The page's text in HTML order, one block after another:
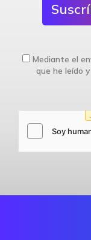
Mediante el
que he leído